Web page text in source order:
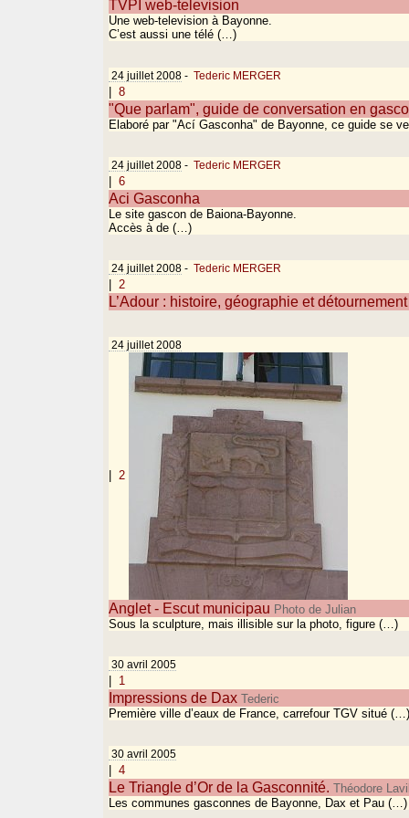
TVPI web-television
Une web-television à Bayonne.
C’est aussi une télé (…)
24 juillet 2008 - Tederic MERGER
| 8
"Que parlam", guide de conversation en
Elaboré par "Ací Gasconha" de Bayonne, ce guide se
24 juillet 2008 - Tederic MERGER
6
Aci Gasconha
Le site gascon de Baiona-Bayonne.
Accès à de (…)
24 juillet 2008 - Tederic MERGER
2
L’Adour : histoire, géographie et détournement
24 juillet 2008
| 2
Anglet - Escut municipau Photo de Julian
Sous la sculpture, mais illisible sur la photo, figure (…)
30 avril 2005
1
Impressions de Dax Tederic
Première ville d’eaux de France, carrefour TGV situé (…)
30 avril 2005
4
Le Triangle d’Or de la Gasconnité. Théodore
Les communes gasconnes de Bayonne, Dax et Pau (…)